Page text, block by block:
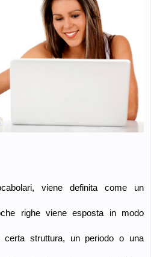
viene definita come un
righe viene esposta in modo
struttura, un periodo o una